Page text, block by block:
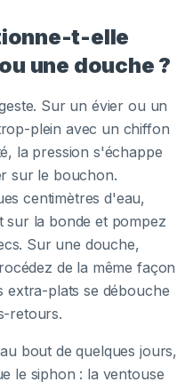
t-elle
une douche ?
Sur un évier ou un
plein avec un chiffon
la pression s'échappe
sur le bouchon.
centimètres d'eau,
sur la bonde et pompez
Sur une douche,
de la même façon
extra-plats se débouche
retours.
bout de quelques jours,
le siphon : la ventouse